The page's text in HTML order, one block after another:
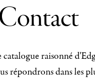
raisonné
répondrons dans les